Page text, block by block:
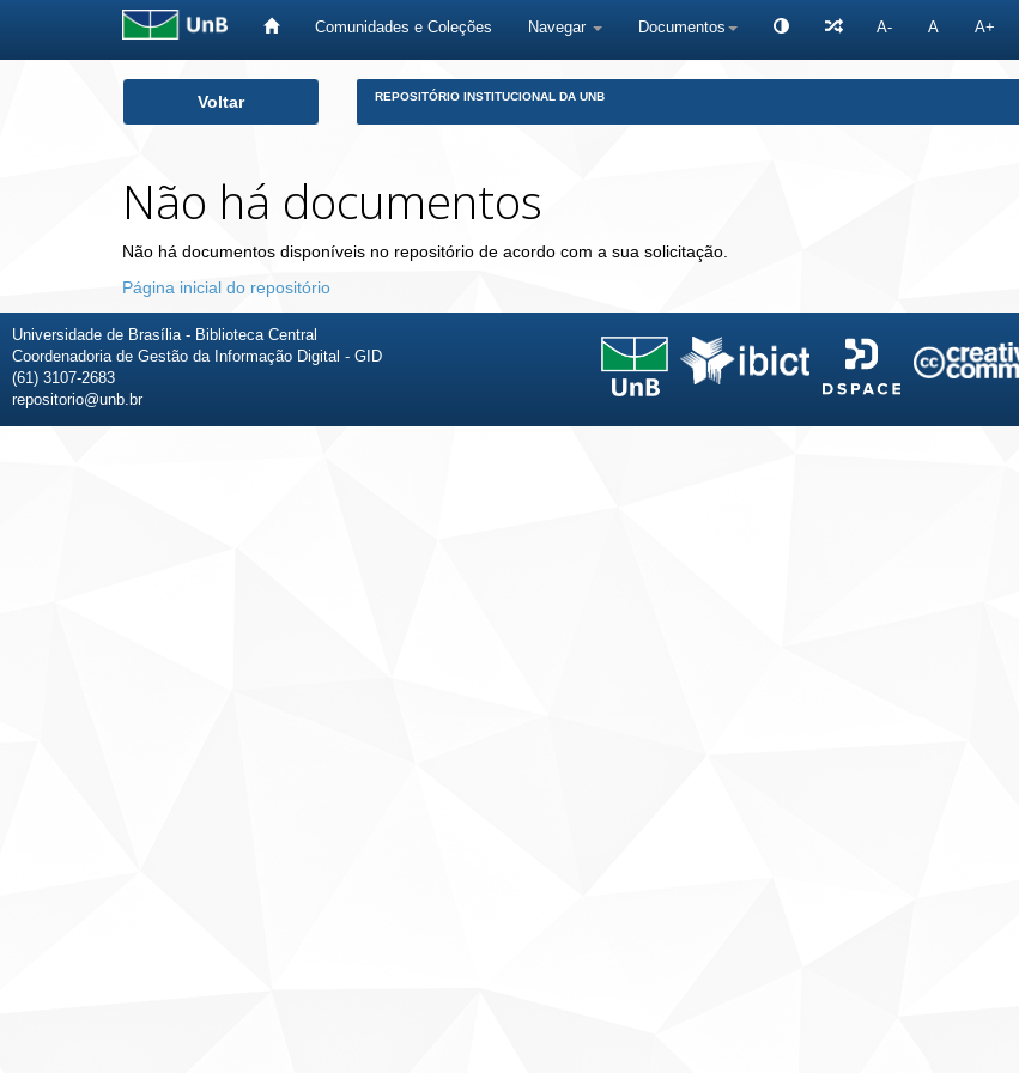
Comunidades e Coleções Navegar Documentos A- A A+
Voltar REPOSITÓRIO INSTITUCIONAL DA UNB
Não há documentos
Não há documentos disponíveis no repositório de acordo com a sua solicitação.
Página inicial do repositório
Universidade de Brasília - Biblioteca Central
Coordenadoria de Gestão da Informação Digital - GID
(61) 3107-2683
repositorio@unb.br